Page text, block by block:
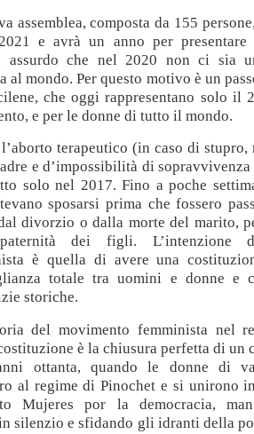
assemblea, composta da 155
e avrà un anno per
assurdo che nel 2020 non ci sia
al mondo. Per questo motivo è un
che oggi rappresentano solo il
e per le donne di tutto il mondo.
terapeutico (in caso di
e d’impossibilità di
solo nel 2017. Fino a poche
sposarsi prima che fossero
divorzio o dalla morte del marito,
dei figli. L’intenzione
è quella di avere una
totale tra uomini e donne e
storiche.
del movimento femminista nel
è la chiusura perfetta di un
ottanta, quando le donne di
al regime di Pinochet e si unirono
Mujeres por la democracia,
silenzio e sfidando gli idranti della